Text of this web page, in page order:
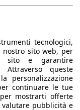
per la correttezza
Torna su
tecnologici,
sito web, per
sito e garantire
Attraverso queste
personalizzazione
continuare le tue
mostrarti offerte
pubblicità e